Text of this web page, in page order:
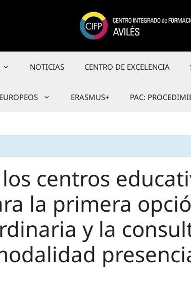
NOTICIAS CENTRO DE EXCELENCIA
ERASMUS+ PAC:
centros
la primera
y la